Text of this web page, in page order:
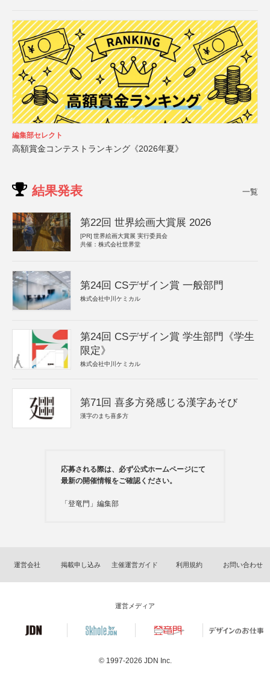
編集部セレクト
高額賞金コンテストランキング《2026年夏》
結果発表 一覧
第22回 世界絵画大賞展 2026
[PR] 世界絵画大賞展 実行委員会
共催：株式会社世界堂
第24回 CSデザイン賞 一般部門
株式会社中川ケミカル
第24回 CSデザイン賞 学生部門《学生
限定》
株式会社中川ケミカル
第71回 喜多方発感じる漢字あそび
漢字のまち喜多方
応募される際は、必ず公式ホームページにて
最新の開催情報をご確認ください。
「登竜門」編集部
運営会社 掲載申し込み 主催運営ガイド 利用規約 お問い合わせ
運営メディア
© 1997-2026 JDN Inc.